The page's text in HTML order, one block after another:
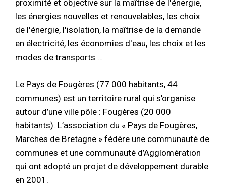
proximité et objective sur la maîtrise de l'énergie,
les énergies nouvelles et renouvelables, les choix
de l'énergie, l'isolation, la maîtrise de la demande
en électricité, les économies d'eau, les choix et les
modes de transports …
Le Pays de Fougères (77 000 habitants, 44
communes) est un territoire rural qui s’organise
autour d’une ville pôle : Fougères (20 000
habitants). L’association du « Pays de Fougères,
Marches de Bretagne » fédère une communauté de
communes et une communauté d’Agglomération
qui ont adopté un projet de développement durable
en 2001.